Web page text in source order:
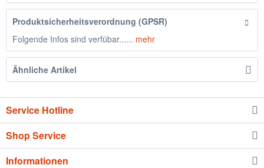
Produktsicherheitsverordnung (GPSR)
Folgende Infos sind verfübar...... mehr
Ähnliche Artikel
Service Hotline
Shop Service
Informationen